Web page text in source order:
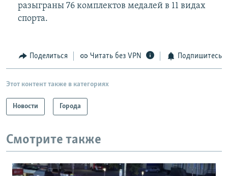
разыграны 76 комплектов медалей в 11 видах
спорта.
Поделиться Читать без VPN Подпишитесь
Этот контент также в категориях
Новости Города
Смотрите также